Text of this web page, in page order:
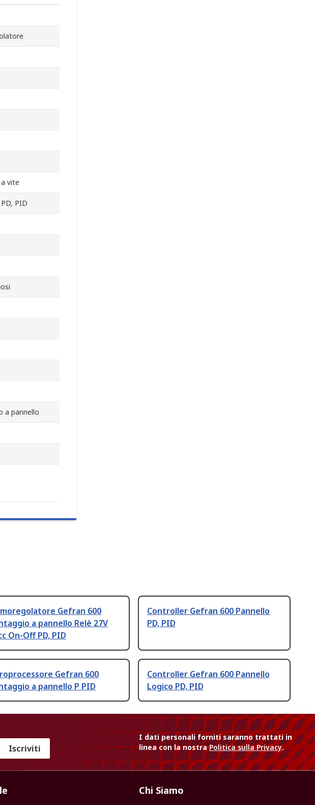
vite
PID
a pannello
Gefran 600
a pannello Relè 27V
On-Off PD, PID
Controller Gefran 600 Pannello
PD, PID
Gefran 600
a pannello P PID
Controller Gefran 600 Pannello
Logico PD, PID
Iscriviti
I dati personali forniti saranno trattati in
linea con la nostraPolitica sulla Privacy.
Chi Siamo